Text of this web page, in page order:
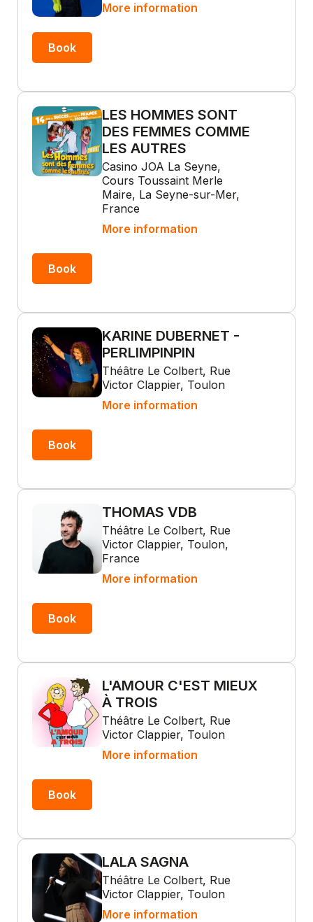
More information
Book
LES HOMMES SONT
DES FEMMES COMME
LES AUTRES
Casino JOA La Seyne,
Cours Toussaint Merle
Maire, La Seyne-sur-Mer,
France
More information
Book
KARINE DUBERNET -
PERLIMPINPIN
Théâtre Le Colbert, Rue
Victor Clappier, Toulon
More information
Book
THOMAS VDB
Théâtre Le Colbert, Rue
Victor Clappier, Toulon,
France
More information
Book
L'AMOUR C'EST MIEUX
À TROIS
Théâtre Le Colbert, Rue
Victor Clappier, Toulon
More information
Book
LALA SAGNA
Théâtre Le Colbert, Rue
Victor Clappier, Toulon
More information